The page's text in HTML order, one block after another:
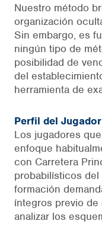
Nuestro método
organización
Sin embargo, es
ningún tipo de
posibilidad de
del
herramienta de
Perfil del
Los jugadores
enfoque
con Carretera
probabilísticos
formación
íntegros previo
analizar los